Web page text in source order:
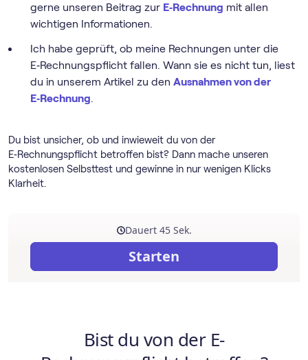
gerne unseren Beitrag zur E‑Rechnung mit allen
wichtigen Informationen.
Ich habe geprüft, ob meine Rechnungen unter die
E‑Rechnungspflicht fallen. Wann sie es nicht tun, liest
du in unserem Artikel zu den Ausnahmen von der
E‑Rechnung.
Du bist unsicher, ob und inwieweit du von der
E‑Rechnungspflicht betroffen bist? Dann mache unseren
kostenlosen Selbsttest und gewinne in nur wenigen Klicks
Klarheit.